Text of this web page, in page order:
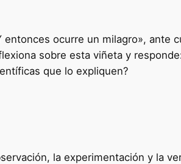
ocurre un milagro», ante
sobre esta viñeta y
que lo expliquen?
la experimentación y la